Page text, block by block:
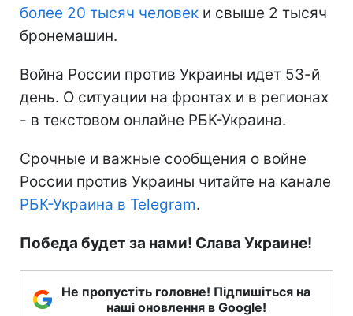
более 20 тысяч человек и свыше 2 тысяч
бронемашин.
Война России против Украины идет 53-й
день. О ситуации на фронтах и в регионах
- в текстовом онлайне РБК-Украина.
Срочные и важные сообщения о войне
России против Украины читайте на канале
РБК-Украина в Telegram.
Победа будет за нами! Слава Украине!
Не пропустіть головне! Підпишіться на
наші оновлення в Google!